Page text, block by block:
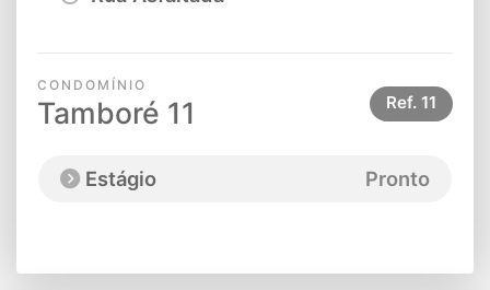
CONDOMÍNIO
Tamboré 11 Ref. 11
Estágio Pronto